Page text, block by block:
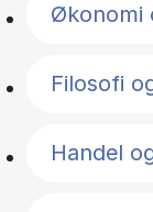
Økonomi
Filosofi
Handel